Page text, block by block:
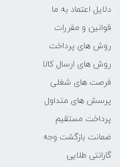
دلایل اعتماد به ما
قوانین و مقررات
روش های پرداخت
روش های ارسال کالا
فرصت های شغلی
پرسش های متداول
پرداخت مستقیم
ضمانت بازگشت وجه
گارانتی طلایی